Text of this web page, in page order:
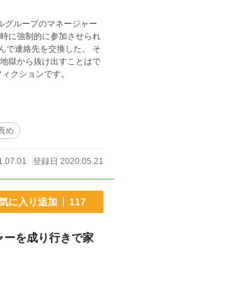
に強制的に参加させられ
で連絡先を交換した。 そ
ィクションです。
め
登録日 2020.05.21
に入り追加 117
ーを成り行きで家